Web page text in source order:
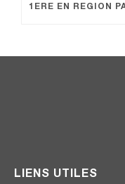
LIENS UTILES